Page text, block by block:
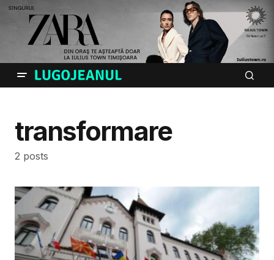
transformare
2 posts